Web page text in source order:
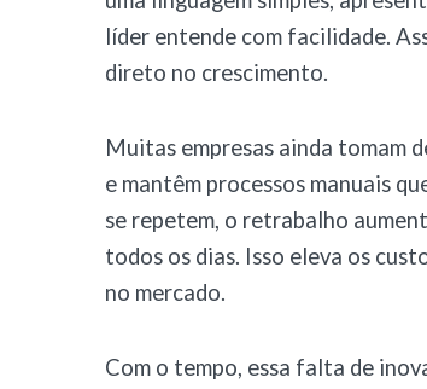
líder entende com facilidade.
direto no crescimento.
Muitas empresas ainda tomam
e mantêm processos manuais
se repetem, o retrabalho
todos os dias. Isso eleva os
no mercado.
Com o tempo, essa falta de